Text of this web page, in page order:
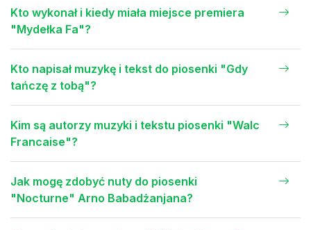
Kto wykonał i kiedy miała miejsce premiera
"Mydełka Fa"?
Kto napisał muzykę i tekst do piosenki "Gdy
tańczę z tobą"?
Kim są autorzy muzyki i tekstu piosenki "Walc
Francaise"?
Jak mogę zdobyć nuty do piosenki
"Nocturne" Arno Babadżanjana?